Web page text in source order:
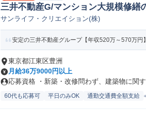
三井不動産G/マンション大規模修繕
サンライフ・クリエイション(株)
安定の三井不動産グループ【年収520万～570万
東京都江東区豊洲
月給36万9000円以上
応募資格 ・新築・改修問わず、建築物に関
60代も応募可 平日のみOK 通勤交通費全額支給